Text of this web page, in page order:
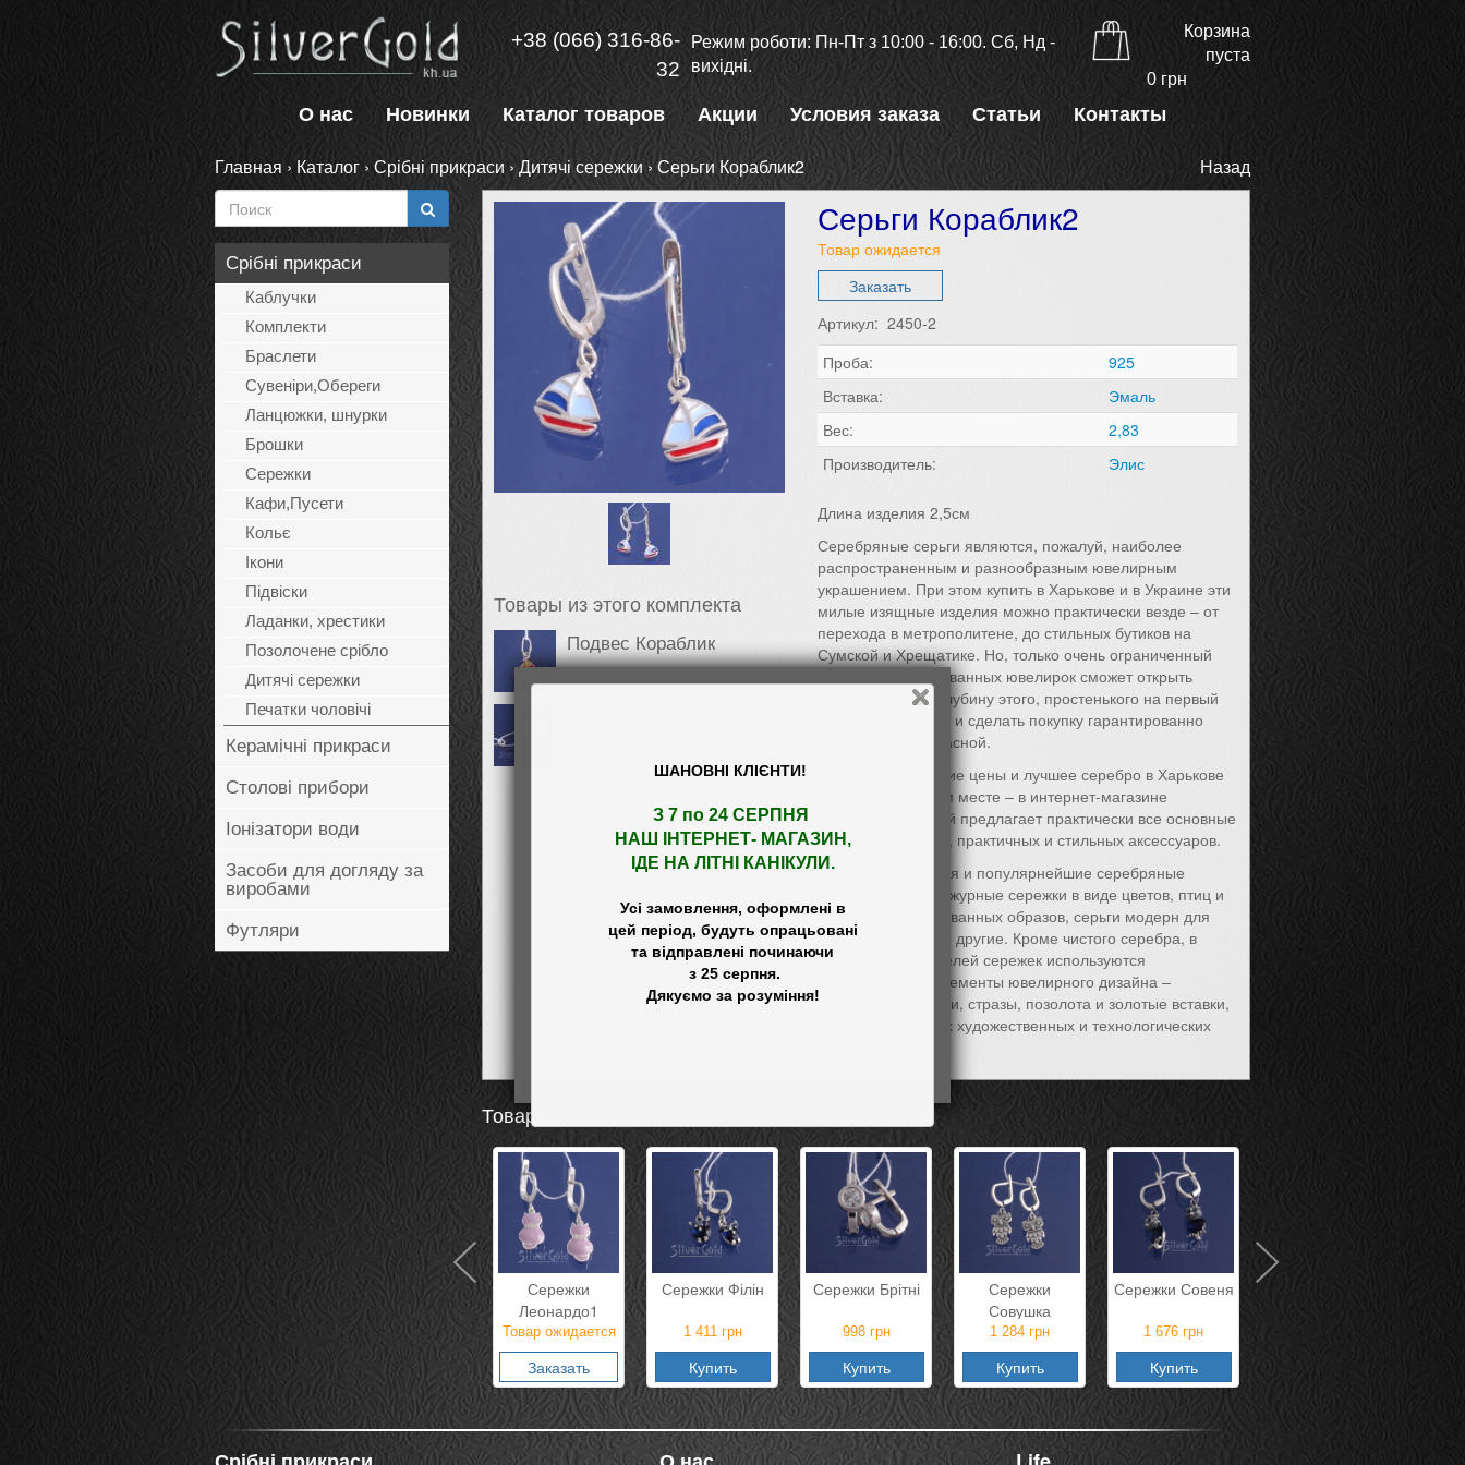
ШАНОВНІ КЛІЄНТИ!
З 7 по 24 СЕРПНЯ
НАШ
ІНТЕРНЕТ- МАГАЗИН ,
ІДЕ НА ЛІТНІ КАНІКУЛИ.
Усі замовлення, оформлені в
цей період, будуть опрацьовані
та відправлені починаючи
+38 (066) 316-86-
32
Режим роботи: Пн-Пт з 10:00 - 16:00. Сб, Нд -
вихідні.
Корзина
пуста
0 грн
О нас Новинки Каталог товаров Акции Условия заказа Статьи Контакты
Главная › Каталог › Срібні прикраси ›Дитячі сережки›Серьги Кораблик2 Назад
Срібні прикраси
Каблучки
Комплекти
Браслети
Сувеніри,Обереги
Ланцюжки, шнурки
Брошки
Сережки
Кафи,Пусети
Кольє
Ікони
Підвіски
Ладанки, хрестики
Позолочене срібло
Дитячі сережки
Печатки чоловічі
Керамічні прикраси
Столові прибори
Іонізатори води
Засоби для догляду за
виробами
Футляри
Товары из этого комплекта
Подвес Кораблик
Серьги Кораблик2
Товар ожидается
Заказать
Артикул: 2450-2
Проба:
925
Вставка:
Эмаль
Вес:
2,83
Производитель:
Элис
Длина изделия 2,5см
Серебряные серьги являются, пожалуй, наиболее
распространенным и разнообразным ювелирным
украшением. При этом купить в Харькове и в Украине эти
милые изящные изделия можно практически везде – от
перехода в метрополитене, до стильных бутиков на
Сумской и Хрещатике. Но, только очень ограниченный
ряд специализированных ювелирок сможет открыть
покупателю всю глубину этого, простенького на первый
взгляд, украшения и сделать покупку гарантированно
приятной и безопасной.
В частности, лучшие цены и лучшее серебро в Харькове
находятся в одном месте – в интернет-магазине
SilverGold, который предлагает практически все основные
виды этих модных, практичных и стильных аксессуаров.
В наличии имеются и популярнейшие серебряные
серьги-кольца, и ажурные сережки в виде цветов, птиц и
животных, стилизованных образов, серьги модерн для
пирсинга и многие другие. Кроме чистого серебра, в
большинстве моделей сережек используются
разнообразные элементы ювелирного дизайна –
натуральные камни, стразы, позолота и золотые вставки,
а также ряд других художественных и технологических
Товары в категории «Дитячі сережки»
Сережки Флокса
1 310
Купить
Сережки
Леонардо1
Товар ожидается
Заказать
Сережки Філін
1 411грн
Купить
Сережки Брітні
998грн
Купить
Сережки
Совушка
1 284 грн
Купить
Сережки Совеня
1 676 грн
Купить